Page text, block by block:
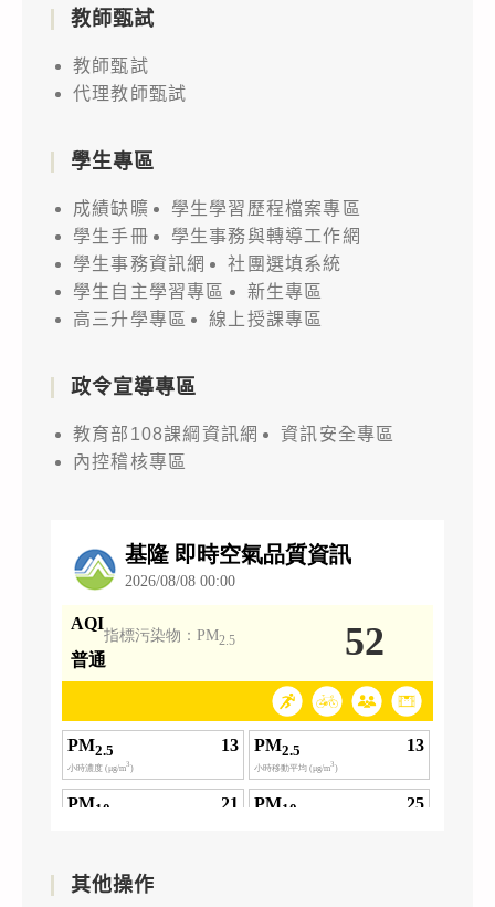
教師甄試
教師甄試
代理教師甄試
學生專區
成績缺曠
學生學習歷程檔案專區
學生手冊
學生事務與轉導工作網
學生事務資訊網
社團選填系統
學生自主學習專區
新生專區
高三升學專區
線上授課專區
政令宣導專區
教育部108課綱資訊網
資訊安全專區
內控稽核專區
其他操作